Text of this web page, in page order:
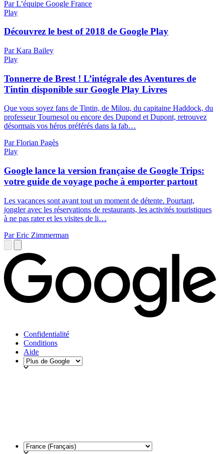
Par L’équipe Google France
Play
Découvrez le best of 2018 de Google Play
Par Kara Bailey
Play
Tonnerre de Brest ! L’intégrale des Aventures de
Tintin disponible sur Google Play Livres
Que vous soyez fans de Tintin, de Milou, du capitaine Haddock, du
professeur Tournesol ou encore des Dupond et Dupont, retrouvez
désormais vos héros préférés dans la fab…
Par Florian Pagès
Play
Google lance la version française de Google Trips:
votre guide de voyage poche à emporter partout
Les vacances sont avant tout un moment de détente. Pourtant,
jongler avec les réservations de restaurants, les activités touristiques
à ne pas rater et les visites de li…
Par Eric Zimmerman
Confidentialité
Conditions
Aide